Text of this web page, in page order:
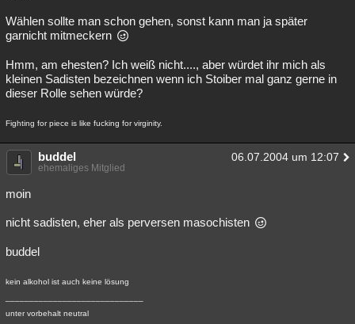
Wählen sollte man schon gehen, sonst kann man ja später
garnicht mitmeckern
Hmm, am ehesten? Ich weiß nicht...., aber würdet ihr mich als
kleinen Sadisten bezeichnen wenn ich Stoiber mal ganz gerne in
dieser Rolle sehen würde?
Fighting for piece is like fucking for virginity.
buddel 06.07.2004 um 12:07
ehemaliges Mitglied
moin
nicht sadisten, eher als perversen masochisten
buddel
kein alkohol ist auch keine lösung
unter vorbehalt neutral